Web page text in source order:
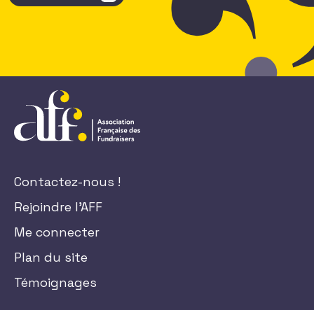
Contactez-nous !
Rejoindre l'AFF
Me connecter
Plan du site
Témoignages